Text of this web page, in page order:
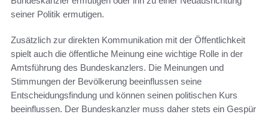
seiner Politik ermutigen.
Zusätzlich zur direkten Kommunikation mit der Öffentlichkeit
spielt auch die öffentliche Meinung eine wichtige Rolle in der
Amtsführung des Bundeskanzlers. Die Meinungen und
Stimmungen der Bevölkerung beeinflussen seine
Entscheidungsfindung und können seinen politischen Kurs
beeinflussen. Der Bundeskanzler muss daher stets ein Gespür